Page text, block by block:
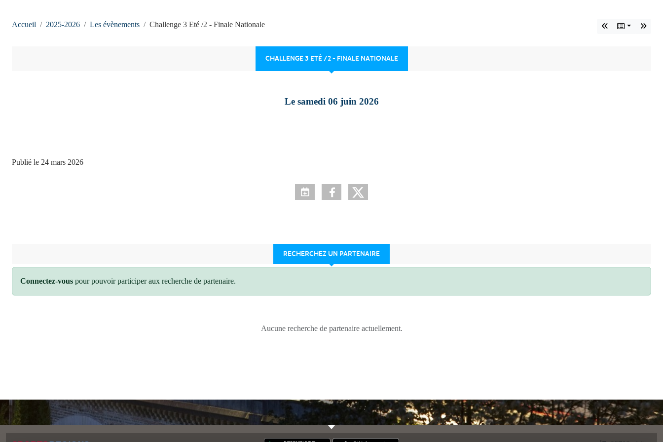
Accueil 2025-2026 Les évènements Challenge 3 Eté /2 - Finale Nationale
CHALLENGE 3 ETÉ /2 - FINALE NATIONALE
Le samedi 06 juin 2026
Publié le 24 mars 2026
RECHERCHEZ UN PARTENAIRE
Connectez-vous pour pouvoir participer aux recherche de partenaire.
Aucune recherche de partenaire actuellement.